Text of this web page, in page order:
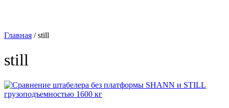
Главная /still
still